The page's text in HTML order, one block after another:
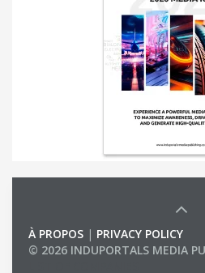
À PROPOS | PRIVACY POLICY
© 2026 INDUPORTALS MEDIA